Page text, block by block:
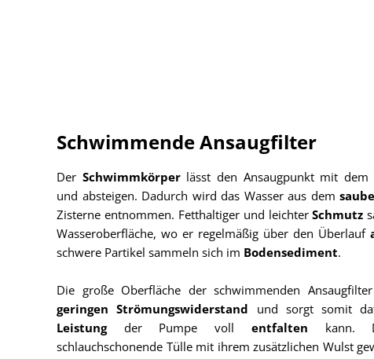
Schwimmende Ansaugfilter
Der Schwimmkörper lässt den Ansaugpunkt mit dem
und absteigen. Dadurch wird das Wasser aus dem
Zisterne entnommen. Fetthaltiger und leichterSchmutz
Wasseroberfläche, wo er regelmäßig über den Überlauf
schwere Partikel sammeln sich im Bodensediment.
Die große Oberfläche der schwimmenden
geringen Strömungswiderstand und sorgt somit
Leistung der Pumpe voll entfalten kann.
schlauchschonende Tülle mit ihrem zusätzlichen Wulst